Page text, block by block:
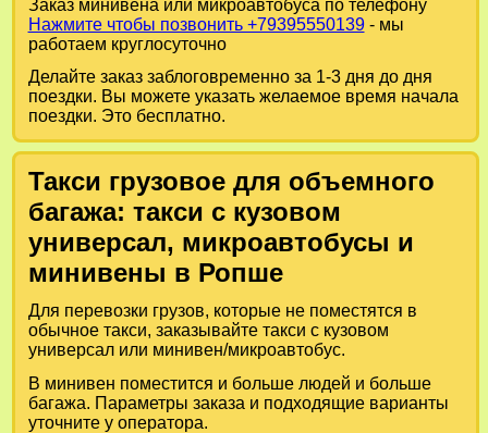
Заказ минивена или микроавтобуса по телефону
Нажмите чтобы позвонить +79395550139- мы
работаем круглосуточно
Делайте заказ заблоговременно за 1-3 дня до дня
поездки. Вы можете указать желаемое время начала
поездки. Это бесплатно.
Такси грузовое для объемного
багажа: такси с кузовом
универсал, микроавтобусы и
минивены в Ропше
Для перевозки грузов, которые не поместятся в
обычное такси, заказывайте такси с кузовом
универсал или минивен/микроавтобус.
В минивен поместится и больше людей и больше
багажа. Параметры заказа и подходящие варианты
уточните у оператора.